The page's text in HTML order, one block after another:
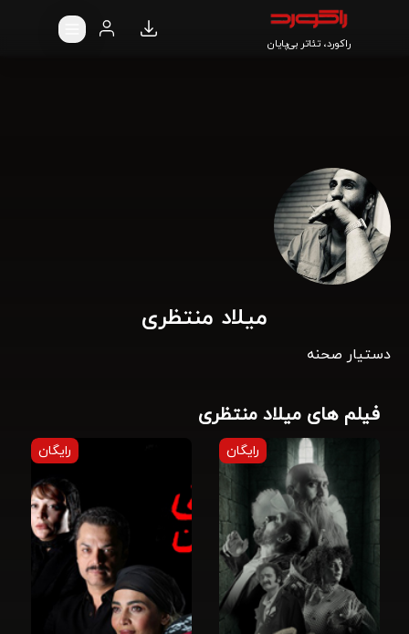
راکورد، تئاتر بی‌پایان
میلاد منتظری
دستیار صحنه
فیلم های میلاد منتظری
رایگان رایگان